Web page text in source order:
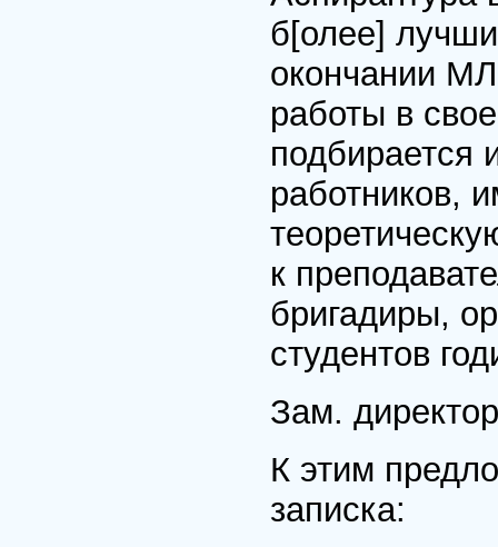
б[олее]
окончании
работы в
подбирается
работников,
к
бригадиры,
студентов
Зам.
К этим
записка: